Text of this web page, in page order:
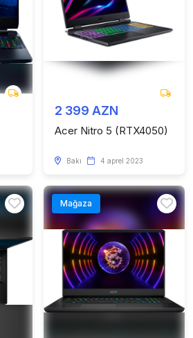
2 399 AZN
Acer Nitro 5 (RTX4050)
Bakı 4 aprel 2023
Mağaza